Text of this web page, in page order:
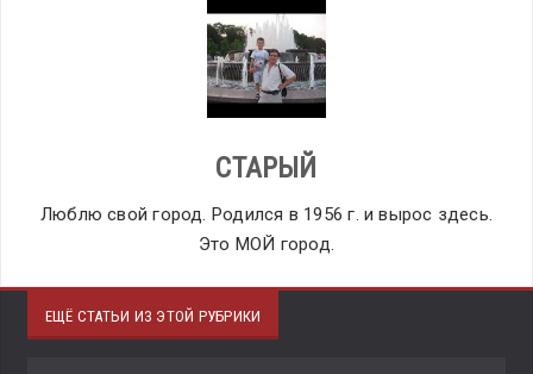
СТАРЫЙ
Люблю свой город. Родился в 1956 г. и вырос здесь.
Это МОЙ город.
ЕЩЁ СТАТЬИ ИЗ ЭТОЙ РУБРИКИ